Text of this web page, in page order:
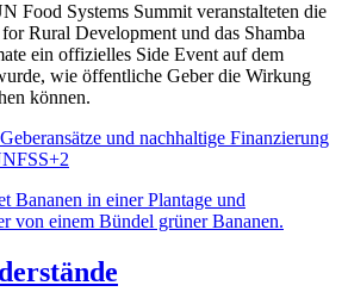
Food Systems Summit veranstalteten die
Rural Development und das Shamba
ein offizielles Side Event auf dem
wie öffentliche Geber die Wirkung
können.
und nachhaltige Finanzierung